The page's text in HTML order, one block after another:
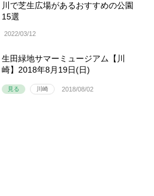
川で芝生広場があるおすすめの公園
15選
2022/03/12
生田緑地サマーミュージアム【川
崎】2018年8月19日(日)
見る 川崎 2018/08/02